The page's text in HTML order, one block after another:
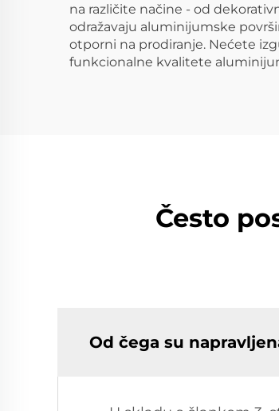
na različite načine - od
odražavaju aluminijumske
otporni na prodiranje. Nećete
funkcionalne kvalitete
Često
Od čega su